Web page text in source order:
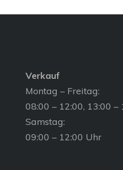
Verkauf
Montag – Freitag:
08:00 – 12:00, 13:00 –
Samstag:
09:00 – 12:00 Uhr